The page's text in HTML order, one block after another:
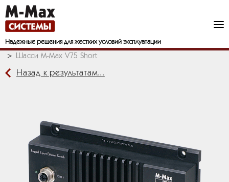
Надежные решения для жестких условий эксплуатации
Шасси и платформы
Защищенные шасси
Шасси M-Max V75 Short
Назад к результатам...